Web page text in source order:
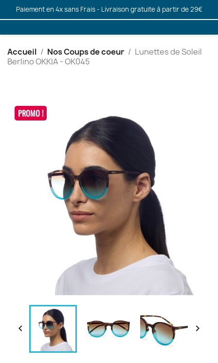
Paiement en 4x sans Frais - Livraison gratuite à partir de 29€
Accueil Nos Coups de coeur
Lunettes de Soleil
Berlino OKKIA - OK045
PROMO !
 